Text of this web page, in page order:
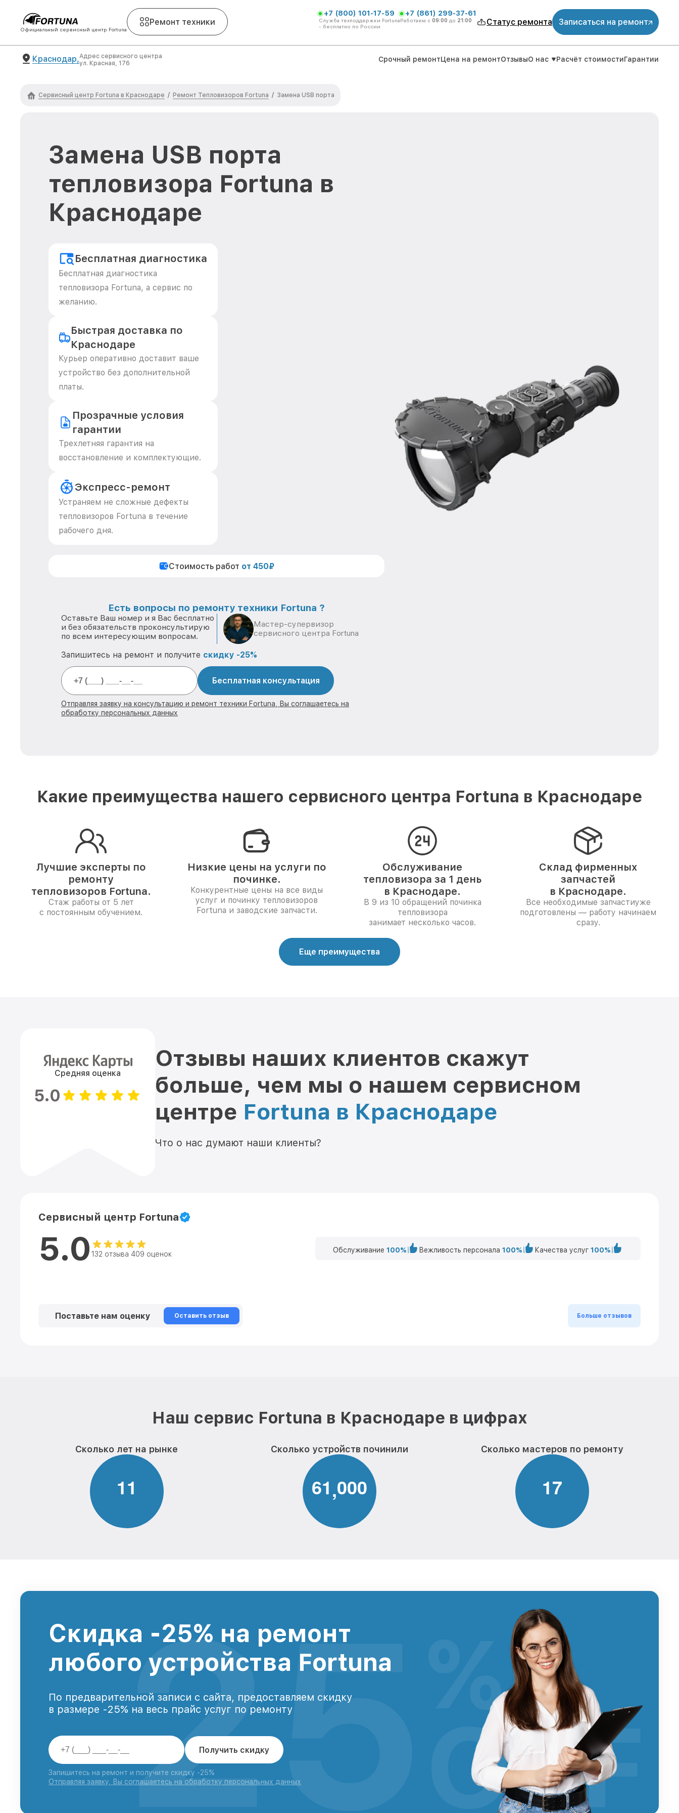
Официальный сервисный центр Fortuna
Ремонт техники
+7 (800) 101-17-59
Служба техподдержки Fortuna
- бесплатно по России
+7 (861) 299-37-61
Работаем с 09:00 до 21:00 Статус ремонта Записаться на ремонт
Краснодар,Адрес сервисного центра
ул. Красная, 176
Срочный ремонтЦена на ремонтОтзывыО нас Расчёт стоимостиГарантии
Сервисный центр Fortuna в Краснодаре / Ремонт Тепловизоров Fortuna / Замена USB порта
Замена USB порта
тепловизора Fortuna в
Краснодаре
Бесплатная диагностика
Бесплатная диагностика
тепловизора Fortuna, а сервис по
желанию.
Быстрая доставка по
Краснодаре
Курьер оперативно доставит ваше
устройство без дополнительной
платы.
Прозрачные условия
гарантии
Трехлетняя гарантия на
восстановление и комплектующие.
Экспресс-ремонт
Устраняем не сложные дефекты
тепловизоров Fortuna в течение
рабочего дня.
Стоимость работ от 450₽
Есть вопросы по ремонту техники Fortuna ?
Оставьте Ваш номер и я Вас бесплатно
и без обязательств проконсультирую
по всем интересующим вопросам.
Мастер-супервизор
сервисного центра Fortuna
Запишитесь на ремонт и получите скидку -25%
Бесплатная консультация
Отправляя заявку на консультацию и ремонт техники Fortuna, Вы соглашаетесь на
обработку персональных данных
Какие преимущества нашего сервисного центра Fortuna в Краснодаре
Лучшие эксперты по
ремонту
тепловизоров Fortuna.
Стаж работы от 5 лет
с постоянным обучением.
Низкие цены на услуги по
починке.
Конкурентные цены на все виды
услуг и починку тепловизоров
Fortuna и заводские запчасти.
Обслуживание
тепловизора за 1 день
в Краснодаре.
В 9 из 10 обращений починка
тепловизора
занимает несколько часов.
Склад фирменных
запчастей
в Краснодаре.
Все необходимые запчастиуже
подготовлены — работу начинаем
сразу.
Еще преимущества
Средняя оценка
5.0
Отзывы наших клиентов скажут
больше, чем мы о нашем сервисном
центре Fortuna в Краснодаре
Что о нас думают наши клиенты?
Сервисный центр Fortuna
5.0 132 отзыва 409 оценок Обслуживание 100% Вежливость персонала 100% Качества услуг 100%
Поставьте нам оценку Оставить отзыв Больше отзывов
Наш сервис Fortuna в Краснодаре в цифрах
Сколько лет на рынке
11
Сколько устройств починили
61,000
Сколько мастеров по ремонту
17
Скидка -25% на ремонт
любого устройства Fortuna
По предварительной записи с сайта, предоставляем скидку
в размере -25% на весь прайс услуг по ремонту
Получить скидку
Запишитесь на ремонт и получите скидку -25%
Отправляя заявку, Вы соглашаетесь на обработку персональных данных
25 %
OFF